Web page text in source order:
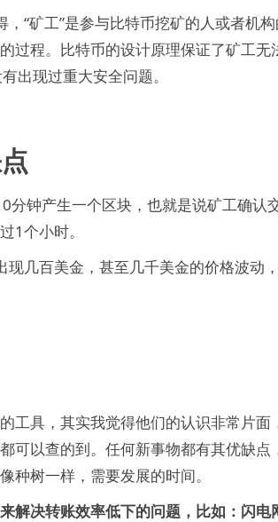
“矿工”是参与比特币挖矿的人或者机
过程。比特币的设计原理保证了矿工无
出现过重大安全问题。
分钟产生一个区块，也就是说矿工确认
1个小时。
几百美金，甚至几千美金的价格波动
工具，其实我觉得他们的认识非常片
可以查的到。任何新事物都有其优缺
种树一样，需要发展的时间。
解决转账效率低下的问题，比如：闪